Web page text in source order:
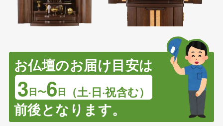
お仏壇のお届け目安は
3日〜6日 （土·日·祝含む）
前後となります。